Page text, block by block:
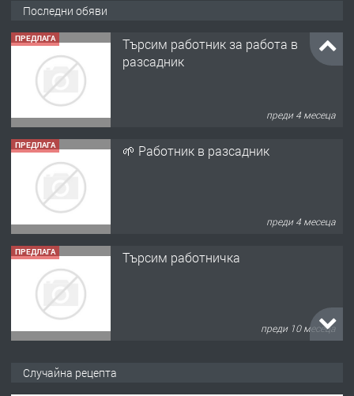
Последни обяви
ПРЕДЛАГА
Търсим работник за работа в
разсадник
преди 4 месеца
ПРЕДЛАГА 🌱 Работник в разсадник
преди 4 месеца
ПРЕДЛАГА Търсим работничка
преди 10 месеца
Случайна рецепта